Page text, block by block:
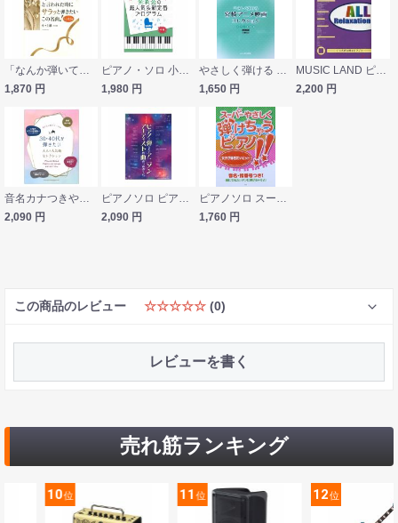
1,870 円
1,980 円
1,650 円
2,200 円
2,090 円
2,090 円
1,760 円
この商品のレビュー ☆☆☆☆☆ (0)
レビューを書く
売れ筋ランキング
12位